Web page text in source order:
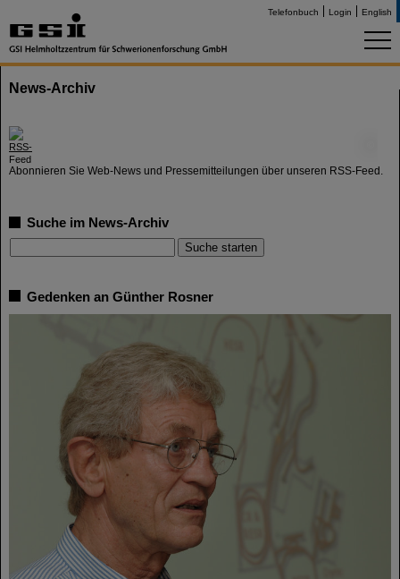
Telefonbuch Login English
News-Archiv
Abonnieren Sie Web-News und Pressemitteilungen über unseren RSS-Feed.
Suche im News-Archiv
Gedenken an Günther Rosner